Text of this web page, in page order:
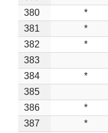
380
*
381
*
382
*
383
384
*
385
386
*
387
*